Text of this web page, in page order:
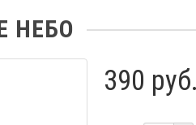
НЕБО
390 руб.